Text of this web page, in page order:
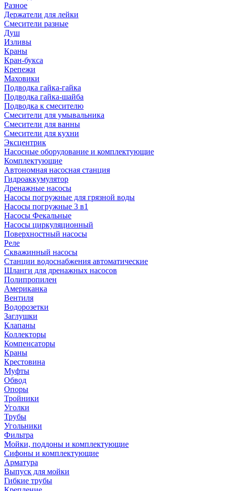
Разное
Держатели для лейки
Смесители разные
Душ
Изливы
Краны
Кран-букса
Крепежи
Маховики
Подводка гайка-гайка
Подводка гайка-шайба
Подводка к смесителю
Смесители для умывальника
Смесители для ванны
Смесители для кухни
Эксцентрик
Насосные оборудование и комплектующие
Комплектующие
Автономная насосная станция
Гидроаккумулятор
Дренажные насосы
Насосы погружные для грязной воды
Насосы погружные 3 в1
Насосы Фекальные
Насосы циркуляционный
Поверхностный насосы
Реле
Скважинный насосы
Станции водоснабжения автоматические
Шланги для дренажных насосов
Полипропилен
Американка
Вентиля
Водорозетки
Заглушки
Клапаны
Коллекторы
Компенсаторы
Краны
Крестовина
Муфты
Обвод
Опоры
Тройники
Уголки
Трубы
Угольники
Фильтра
Мойки, поддоны и комплектующие
Сифоны и комплектующие
Арматура
Выпуск для мойки
Гибкие трубы